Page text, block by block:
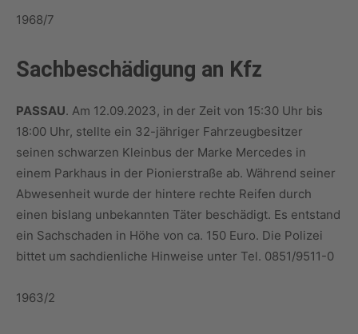
1968/7
Sachbeschädigung an Kfz
PASSAU. Am 12.09.2023, in der Zeit von 15:30 Uhr bis
18:00 Uhr, stellte ein 32-jähriger Fahrzeugbesitzer
seinen schwarzen Kleinbus der Marke Mercedes in
einem Parkhaus in der Pionierstraße ab. Während seiner
Abwesenheit wurde der hintere rechte Reifen durch
einen bislang unbekannten Täter beschädigt. Es entstand
ein Sachschaden in Höhe von ca. 150 Euro. Die Polizei
bittet um sachdienliche Hinweise unter Tel. 0851/9511-0
1963/2